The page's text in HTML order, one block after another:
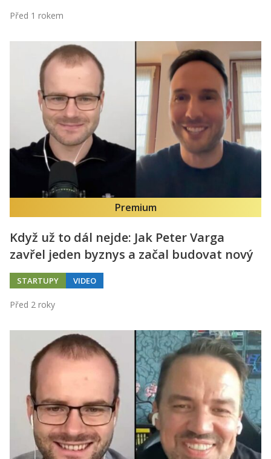
Před 1 rokem
Premium
Když už to dál nejde: Jak Peter Varga
zavřel jeden byznys a začal budovat nový
STARTUPY VIDEO
Před 2 roky